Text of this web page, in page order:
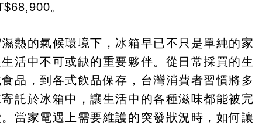
。
熱的氣候環境下，冰箱早已不只是單純的家
活中不可或缺的重要夥伴。從日常採買的生
品，到各式飲品保存，台灣消費者習慣將多
託於冰箱中，讓生活中的各種滋味都能被完
當家電遇上需要維護的突發狀況時，如何讓